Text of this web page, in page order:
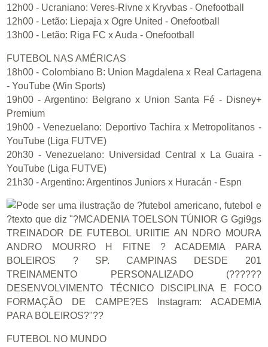
12h00 - Ucraniano: Veres-Rivne x Kryvbas - Onefootball
12h00 - Letão: Liepaja x Ogre United - Onefootball
13h00 - Letão: Riga FC x Auda - Onefootball
FUTEBOL NAS AMÉRICAS
18h00 - Colombiano B: Union Magdalena x Real Cartagena
- YouTube (Win Sports)
19h00 - Argentino: Belgrano x Union Santa Fé - Disney+
Premium
19h00 - Venezuelano: Deportivo Tachira x Metropolitanos -
YouTube (Liga FUTVE)
20h30 - Venezuelano: Universidad Central x La Guaira -
YouTube (Liga FUTVE)
21h30 - Argentino: Argentinos Juniors x Huracán - Espn
FUTEBOL NO MUNDO